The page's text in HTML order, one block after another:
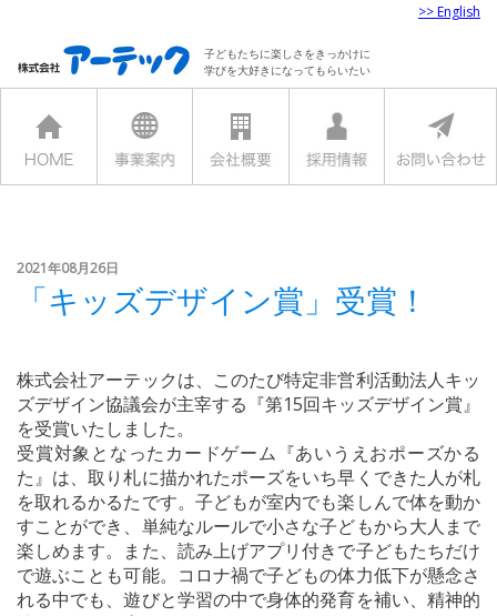
>> English
子どもたちに楽しさをきっかけに
学びを大好きになってもらいたい
2021年08月26日
「キッズデザイン賞」受賞！
株式会社アーテックは、このたび特定非営利活動法人キッ
ズデザイン協議会が主宰する『第15回キッズデザイン賞』
を受賞いたしました。
受賞対象となったカードゲーム『あいうえおポーズかる
た』は、取り札に描かれたポーズをいち早くできた人が札
を取れるかるたです。子どもが室内でも楽しんで体を動か
すことができ、単純なルールで小さな子どもから大人まで
楽しめます。また、読み上げアプリ付きで子どもたちだけ
で遊ぶことも可能。コロナ禍で子どもの体力低下が懸念さ
れる中でも、遊びと学習の中で身体的発育を補い、精神的